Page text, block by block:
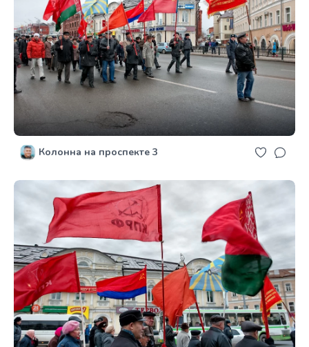
Колонна на проспекте 3